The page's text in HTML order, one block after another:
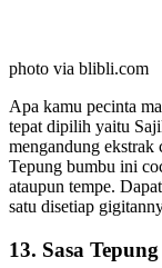
photo via blibli.com
Apa kamu pecinta
tepat dipilih yaitu
mengandung ekstrak
Tepung bumbu ini
ataupun tempe.
satu disetiap
13. Sasa